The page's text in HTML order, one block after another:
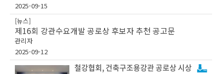
2025-09-15
[뉴스]
제16회 강관수요개발 공로상 후보자 추천 공고문
관리자
2025-09-12
철강협회, 건축구조용강관 공로상 시상